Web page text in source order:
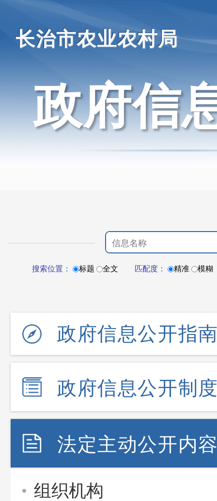
长治市农业农村局
政府信
搜索位置： 标题 全文 匹配度： 精准 模糊
政府信息公开指
政府信息公开制
法定主动公开内
组织机构